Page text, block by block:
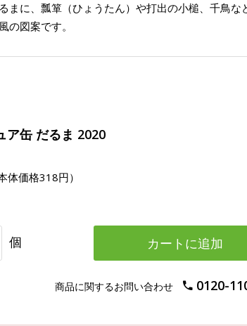
まに、瓢箪（ひょうたん）や打出の小槌、千鳥な
の図案です。
ア缶 だるま 2020
体価格318円）
個 カートに追加
商品に関するお問い合わせ 0120-